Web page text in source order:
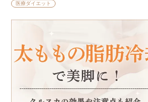
医療ダイエット